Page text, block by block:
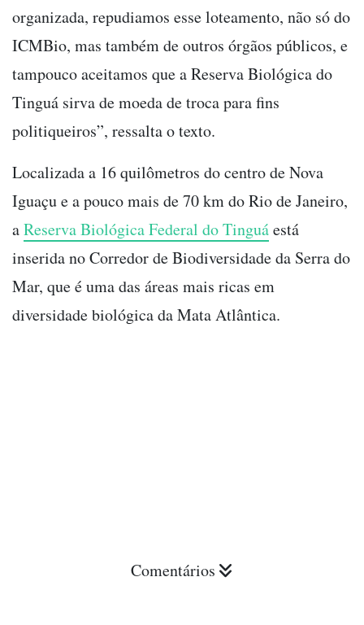
organizada, repudiamos esse loteamento, não só do
ICMBio, mas também de outros órgãos públicos, e
tampouco aceitamos que a Reserva Biológica do
Tinguá sirva de moeda de troca para fins
politiqueiros”, ressalta o texto.
Localizada a 16 quilômetros do centro de Nova
Iguaçu e a pouco mais de 70 km do Rio de Janeiro,
aReserva Biológica Federal do Tinguáestá
inserida no Corredor de Biodiversidade da Serra do
Mar, que é uma das áreas mais ricas em
diversidade biológica da Mata Atlântica.
Comentários